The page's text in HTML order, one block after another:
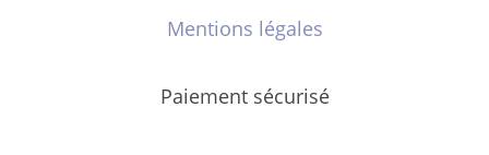
Mentions légales
Paiement sécurisé